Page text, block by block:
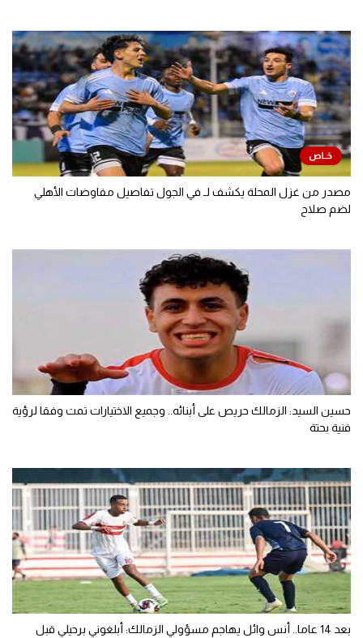
مصدر من غزل المحلة يكشف لـ في الجول تفاصيل مفاوضات الأهلي
لضم صلاح
حسين السيد: الزمالك حريص على أبنائه.. وجميع الاختيارات تمت وفقا لرؤية
فنية بحتة
بعد 14 عاما.. أنس وائل يهاجم مسؤولي الزمالك: أبلغوني برحيلي قبل